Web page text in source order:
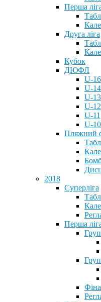
Перша
Друга ліга
Кубок
ДЮФЛ
U-16
U-14
U-13
U-12
U-11
U-10
Пляжний
2018
Суперліга
Перша